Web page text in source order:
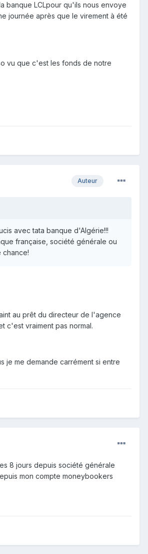
banque LCLpour qu'ils nous envoye
journée après que le virement à été
vu que c'est les fonds de notre
Auteur
avec tata banque d'Algérie!!!
française, société générale ou
chance!
au prêt du directeur de l'agence
c'est vraiment pas normal.
me demande carrément si entre
8 jours depuis société générale
mon compte moneybookers